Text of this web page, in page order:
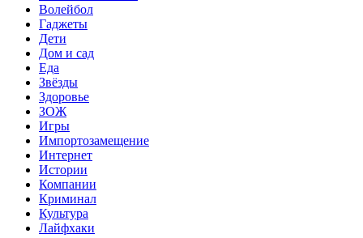
Волейбол
Гаджеты
Дети
Дом и сад
Еда
Звёзды
Здоровье
ЗОЖ
Игры
Импортозамещение
Интернет
Истории
Компании
Криминал
Культура
Лайфхаки